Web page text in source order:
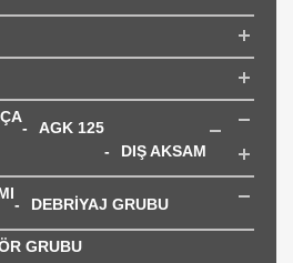
AGK 125
DIŞ AKSAM
DEBRİYAJ GRUBU
GRUBU